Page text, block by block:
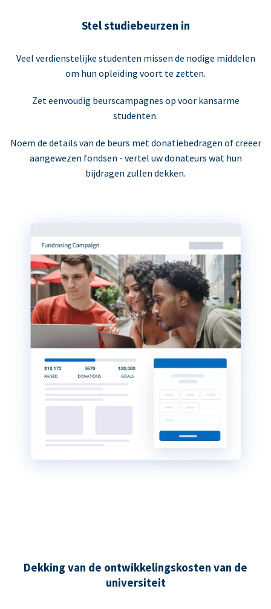
Stel studiebeurzen in
Veel verdienstelijke studenten missen de nodige middelen
om hun opleiding voort te zetten.
Zet eenvoudig beurscampagnes op voor kansarme
studenten.
Noem de details van de beurs met donatiebedragen of creëer
aangewezen fondsen - vertel uw donateurs wat hun
bijdragen zullen dekken.
Dekking van de ontwikkelingskosten van de
universiteit